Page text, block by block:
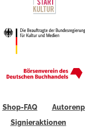
Shop-FAQ
Signieraktionen